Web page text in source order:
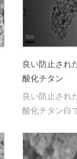
良い防止され
酸化チタン
良い防止され
酸化チタン白